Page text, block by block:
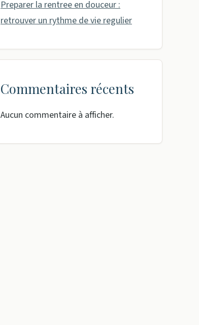
Preparer la rentree en douceur :
retrouver un rythme de vie regulier
Commentaires récents
Aucun commentaire à afficher.